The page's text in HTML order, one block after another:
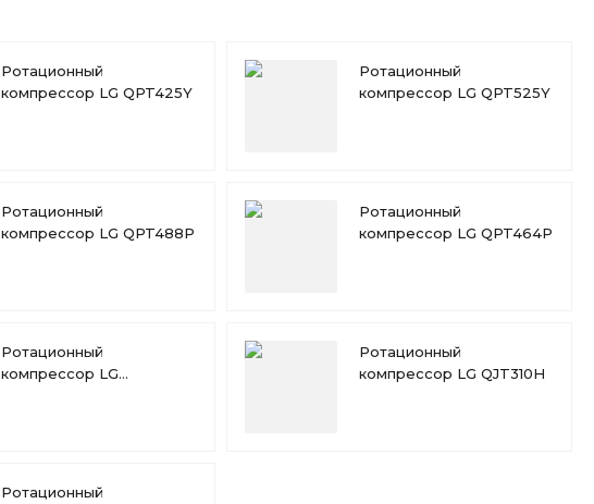
Ротационный
компрессор LG QPT425Y
Ротационный
компрессор LG QPT525Y
Ротационный
компрессор LG QPT488P
Ротационный
компрессор LG QPT464P
Ротационный
компрессор LG
Ротационный
компрессор LG QJT310H
Ротационный